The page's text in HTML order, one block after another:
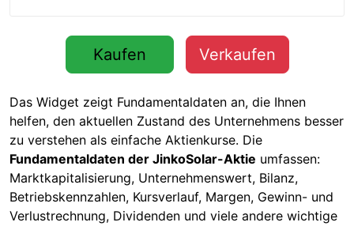
Kaufen Verkaufen
Das Widget zeigt Fundamentaldaten an, die Ihnen
helfen, den aktuellen Zustand des Unternehmens besser
zu verstehen als einfache Aktienkurse. Die
Fundamentaldaten der JinkoSolar-Aktie umfassen:
Marktkapitalisierung, Unternehmenswert, Bilanz,
Betriebskennzahlen, Kursverlauf, Margen, Gewinn- und
Verlustrechnung, Dividenden und viele andere wichtige